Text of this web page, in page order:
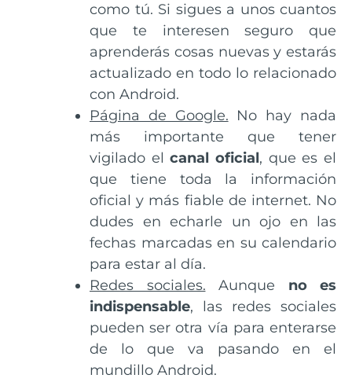
como tú. Si sigues a unos cuantos
que te interesen seguro que
aprenderás cosas nuevas y estarás
actualizado en todo lo relacionado
con Android.
Página de Google. No hay nada
más importante que tener
vigilado elcanal oficial, que es el
que tiene toda la información
oficial y más fiable de internet. No
dudes en echarle un ojo en las
fechas marcadas en su calendario
para estar al día.
Redes sociales. Aunque no es
indispensable, las redes sociales
pueden ser otra vía para enterarse
de lo que va pasando en el
mundillo Android.